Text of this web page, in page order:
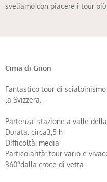
sveliamo con piacere i tour
Cima di Grion
Fantastico tour di
la Svizzera.
Partenza: stazione a valle
Durata: circa3,5 h
Difficoltà: media
Particolarità: tour vario e
360°dalla croce di vetta.